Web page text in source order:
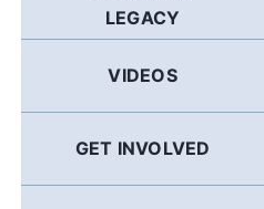
LEGACY
VIDEOS
GET INVOLVED